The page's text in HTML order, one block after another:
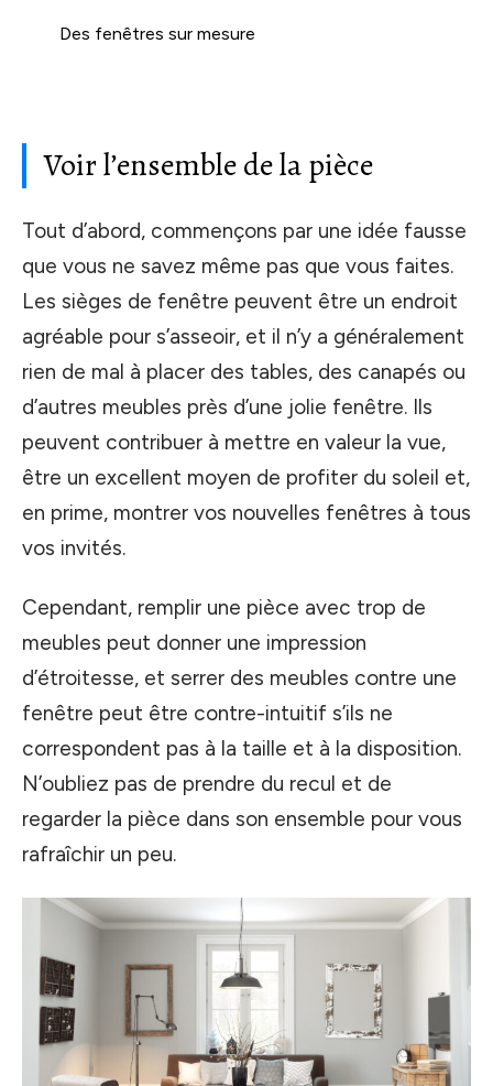
Des fenêtres sur mesure
Voir l’ensemble de la pièce
Tout d’abord, commençons par une idée fausse
que vous ne savez même pas que vous faites.
Les sièges de fenêtre peuvent être un endroit
agréable pour s’asseoir, et il n’y a généralement
rien de mal à placer des tables, des canapés ou
d’autres meubles près d’une jolie fenêtre. Ils
peuvent contribuer à mettre en valeur la vue,
être un excellent moyen de profiter du soleil et,
en prime, montrer vos nouvelles fenêtres à tous
vos invités.
Cependant, remplir une pièce avec trop de
meubles peut donner une impression
d’étroitesse, et serrer des meubles contre une
fenêtre peut être contre-intuitif s’ils ne
correspondent pas à la taille et à la disposition.
N’oubliez pas de prendre du recul et de
regarder la pièce dans son ensemble pour vous
rafraîchir un peu.